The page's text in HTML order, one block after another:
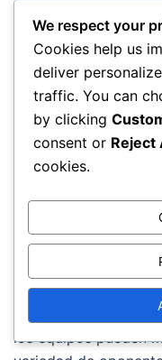
entrenadores deben
flexibilidad y alentar
medida que se
marcar una
alta presión.
Además, los
escenarios que
oponentes. Esta
que simulen
los
ajustando su
marcha. Al
los equipos pueden
We respect your
Cookies help us
deliver
traffic. You can
by clicking
consent or Reject
cookies.